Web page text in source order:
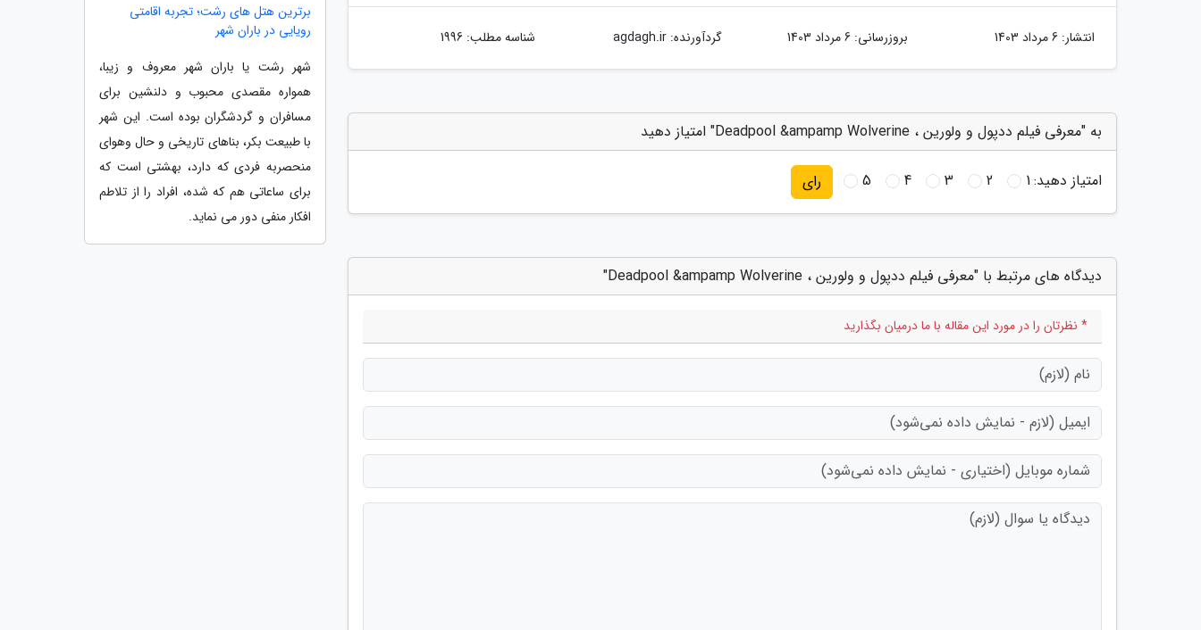
انتشار: 6 مرداد 1403 بروزرسانی: 6 مرداد 1403 گردآورنده:agdagh.ir شناسه مطلب: 1996
به "معرفی فیلم ددپول و ولورین ، Deadpool &ampamp Wolverine" امتیاز دهید
امتیاز دهید:1
2
3
4
5 رای
دیدگاه های مرتبط با "معرفی فیلم ددپول و ولورین ، Deadpool &ampamp Wolverine"
* نظرتان را در مورد این مقاله با ما درمیان بگذارید
برترین هتل های رشت؛ تجربه اقامتی
رویایی در باران شهر
شهر رشت یا باران شهر معروف و زیبا،
همواره مقصدی محبوب و دلنشین برای
مسافران و گردشگران بوده است. این شهر
با طبیعت بکر، بناهای تاریخی و حال وهوای
منحصربه فردی که دارد، بهشتی است که
برای ساعاتی هم که شده، افراد را از تلاطم
افکار منفی دور می نماید.